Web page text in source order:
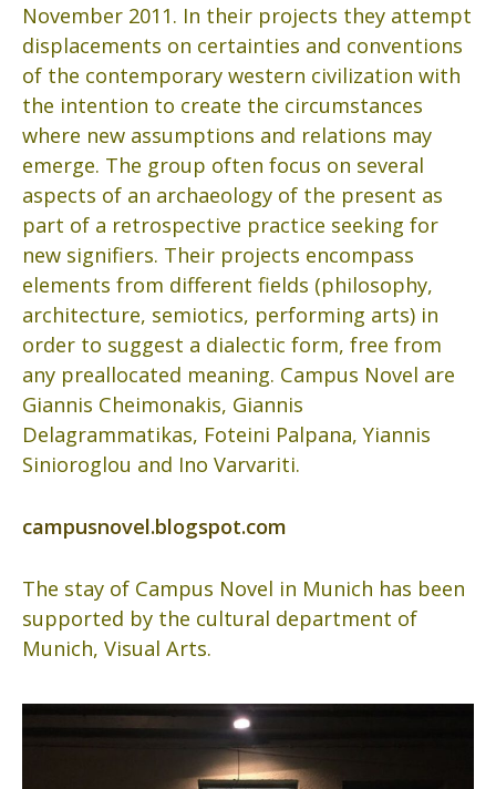
November 2011. In their projects they attempt
displacements on certainties and conventions
of the contemporary western civilization with
the intention to create the circumstances
where new assumptions and relations may
emerge. The group often focus on several
aspects of an archaeology of the present as
part of a retrospective practice seeking for
new signifiers. Their projects encompass
elements from different fields (philosophy,
architecture, semiotics, performing arts) in
order to suggest a dialectic form, free from
any preallocated meaning. Campus Novel are
Giannis Cheimonakis, Giannis
Delagrammatikas, Foteini Palpana, Yiannis
Sinioroglou and Ino Varvariti.
campusnovel.blogspot.com
The stay of Campus Novel in Munich has been
supported by the cultural department of
Munich, Visual Arts.